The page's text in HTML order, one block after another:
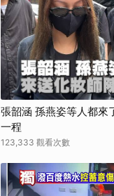
張韶涵 孫燕姿等人都來
一程
123,333 觀看次數